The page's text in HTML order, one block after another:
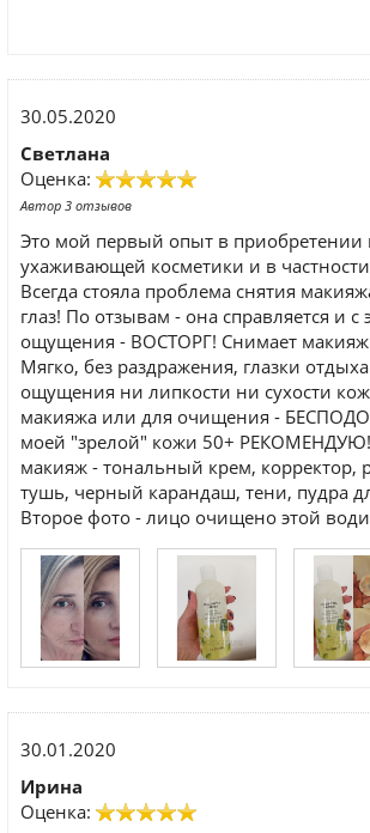
30.05.2020
Светлана
Оценка:
Автор 3 отзывов
Это мой первый опыт в приобретении
ухаживающей косметики и в
Всегда стояла проблема снятия
глаз! По отзывам - она справляется и
ощущения - ВОСТОРГ! Снимает макияж
Мягко, без раздражения, глазки
ощущения ни липкости ни сухости
макияжа или для очищения -
моей "зрелой" кожи 50+
макияж - тональный крем, корректор,
тушь, черный карандаш, тени, пудра
Второе фото - лицо очищено этой
30.01.2020
Ирина
Оценка: